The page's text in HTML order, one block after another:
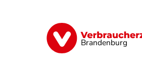
Brandenburg
Finanzen Digitales